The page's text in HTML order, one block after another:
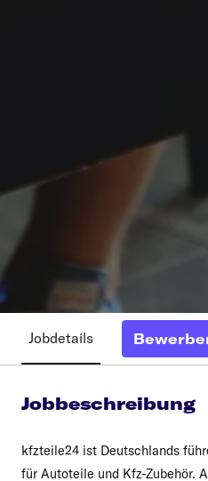
Jobdetails
Jobbeschreibung
kfzteile24 ist Deutschlands
für Autoteile und Kfz-Zubehör.